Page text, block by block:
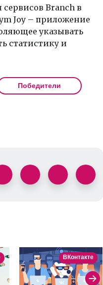
Branch в
Joy – приложение
указывать
статистику и
Победители
ВКонтакте